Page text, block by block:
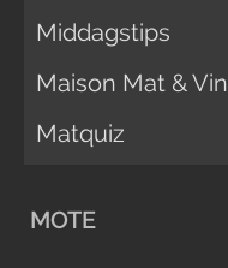
Middagstips
Maison Mat & Vin
Matquiz
MOTE